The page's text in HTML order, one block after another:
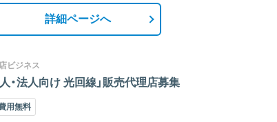
詳細ページへ
ビジネス
・法人向け 光回線」販売代理店募集
用無料